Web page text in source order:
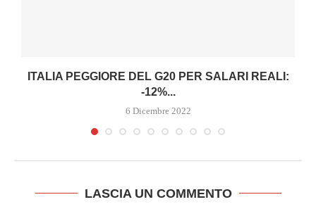
ITALIA PEGGIORE DEL G20 PER SALARI REALI:
-12%...
6 Dicembre 2022
LASCIA UN COMMENTO